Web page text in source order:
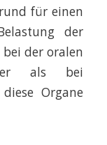
für einen
der
der oralen
als bei
Organe